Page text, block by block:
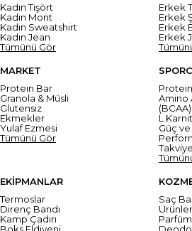
Kadın Tişört
Kadın Mont
Kadın Sweatshirt
Kadın Jean
Tümünü Gör
Erkek
Erkek
Erkek
Erkek
MARKET
Protein Bar
Granola & Müsli
Glutensiz
Ekmekler
Yulaf Ezmesi
Tümünü Gör
Amino
(BCAA)
L
Güç ve
EKİPMANLAR
Termoslar
Direnç Bandı
Kamp Çadırı
Boks Eldiveni
Saç